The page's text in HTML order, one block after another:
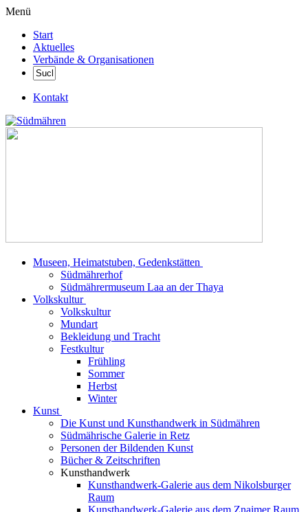
Menü
Start
Aktuelles
Verbände & Organisationen
Kontakt
Museen, Heimatstuben, Gedenkstätten
Südmährerhof
Südmährermuseum Laa an der Thaya
Volkskultur
Volkskultur
Mundart
Bekleidung und Tracht
Festkultur
Frühling
Sommer
Herbst
Winter
Kunst
Die Kunst und Kunsthandwerk in Südmähren
Südmährische Galerie in Retz
Personen der Bildenden Kunst
Bücher & Zeitschriften
Kunsthandwerk
Kunsthandwerk-Galerie aus dem Nikolsburger
Raum
Kunsthandwerk-Galerie aus dem Znaimer Raum